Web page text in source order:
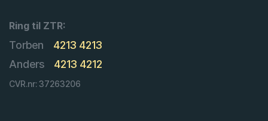
Ring til ZTR:
Torben
4213 4213
Anders
4213 4212
CVR.nr: 37263206